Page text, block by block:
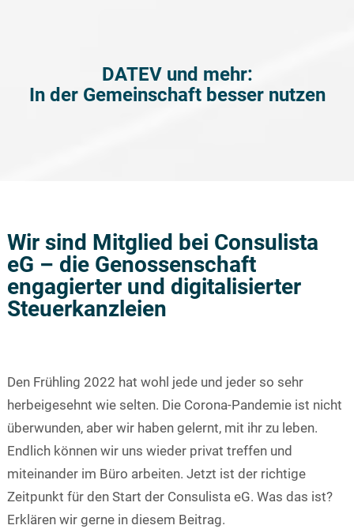
DATEV und mehr:
In der Gemeinschaft besser nutzen
Wir sind Mitglied bei Consulista
eG – die Genossenschaft
engagierter und digitalisierter
Steuerkanzleien
Den Frühling 2022 hat wohl jede und jeder so sehr
herbeigesehnt wie selten. Die Corona-Pandemie ist nicht
überwunden, aber wir haben gelernt, mit ihr zu leben.
Endlich können wir uns wieder privat treffen und
miteinander im Büro arbeiten. Jetzt ist der richtige
Zeitpunkt für den Start der Consulista eG. Was das ist?
Erklären wir gerne in diesem Beitrag.